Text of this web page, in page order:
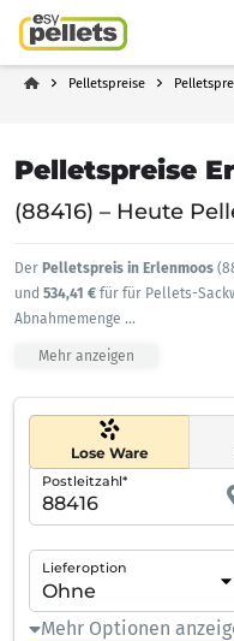
Pelletspreise
Pelletspreise
(88416) – Heute
Der Pelletspreis in Erlenmoos
und 534,41 € für für Pellets-
Abnahmemenge ...
Mehr anzeigen
Lose Ware
Postleitzahl*
Lieferoption
Mehr Optionen